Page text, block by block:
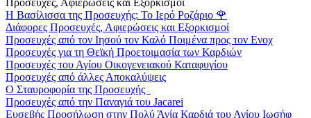
Η Βασίλισσα της Προσευχής: Το Ιερό Ροζάριο 🌹
Διάφορες Προσευχές, Αφιερώσεις και Εξορκισμοί
Προσευχές από τον Ιησού τον Καλό Ποιμένα προς τον Ενοχ
Προσευχές για τη Θεϊκή Προετοιμασία των Καρδιών
Προσευχές του Αγίου Οικογενειακού Καταφυγίου
Προσευχές από άλλες Αποκαλύψεις
Ο Σταυροφορία της Προσευχής
Προσευχές από την Παναγιά του Jacarei
Ευσεβής Προσήλωση στην Πολύ Άγία Καρδιά του Αγίου Ιωσήφ